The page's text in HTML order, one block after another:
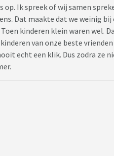
op. Ik spreek of wij samen
Dat maakte dat we weinig bij
kinderen klein waren wel.
kinderen van onze beste
echt een klik. Dus zodra ze